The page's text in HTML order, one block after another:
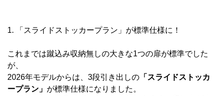
1. 「スライドストッカープラン」が標準仕様に！
これまでは蹴込み収納無しの大きな1つの扉が標準でした
が、
2026年モデルからは、3段引き出しの 「スライドストッカ
ープラン」 が標準仕様になりました。